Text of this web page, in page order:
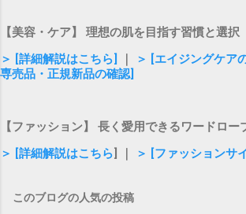
【美容・ケア】 理想の肌を目指す習慣と選択
＞ [詳細解説はこちら]
＞ [エイジングケア
専売品・正規新品の確認]
【ファッション】 長く愛用できるワードロー
＞ [詳細解説はこちら] ｜ ＞ [ファッションサ
このブログの人気の投稿